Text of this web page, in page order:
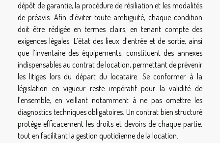
dépôt de garantie, la procédure de résiliation et les modalités
de préavis. Afin d’éviter toute ambiguïté, chaque condition
doit être rédigée en termes clairs, en tenant compte des
exigences légales. L’état des lieux d’entrée et de sortie, ainsi
que l’inventaire des équipements, constituent des annexes
indispensables au contrat de location, permettant de prévenir
les litiges lors du départ du locataire. Se conformer à la
législation en vigueur reste impératif pour la validité de
l’ensemble, en veillant notamment à ne pas omettre les
diagnostics techniques obligatoires. Un contrat bien structuré
protège efficacement les droits et devoirs de chaque partie,
tout en facilitant la gestion quotidienne de la location.